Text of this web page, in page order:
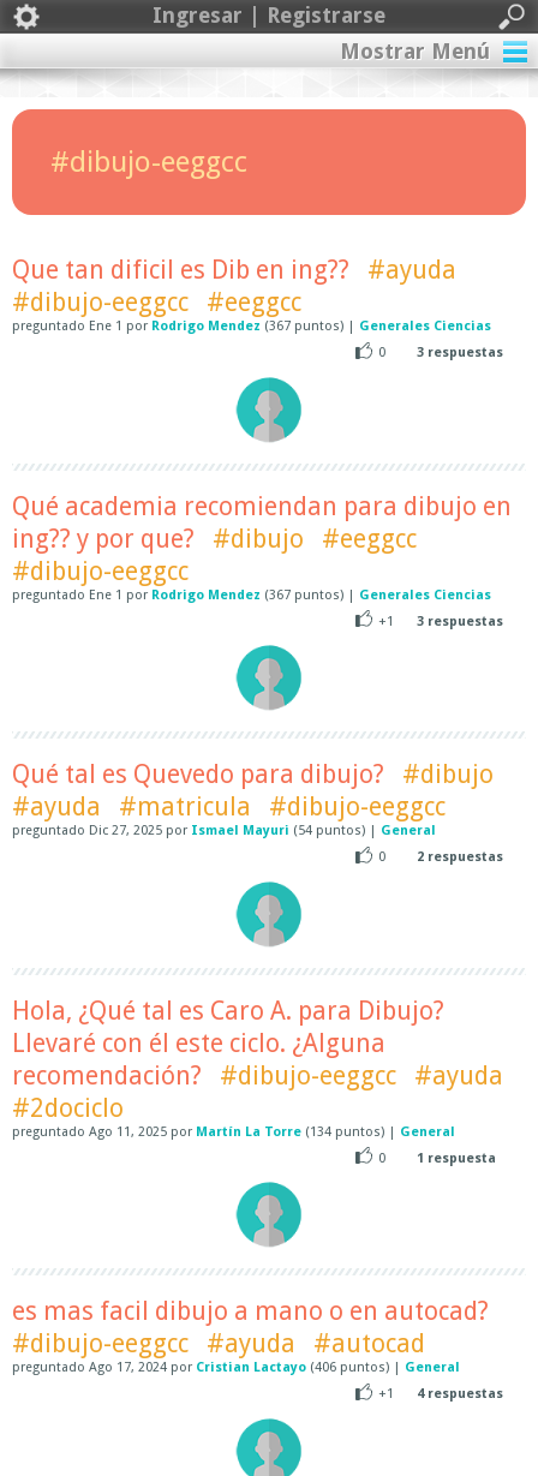
Ingresar | Registrarse
Mostrar Menú
#dibujo-eeggcc
Que tan dificil es Dib en ing??
#ayuda
#dibujo-eeggcc
#eeggcc
preguntado Ene 1 por Rodrigo Mendez (367 puntos) | Generales Ciencias
0
3 respuestas
Qué academia recomiendan para dibujo en
ing?? y por que?
#dibujo
#eeggcc
#dibujo-eeggcc
preguntado Ene 1 por Rodrigo Mendez (367 puntos) | Generales Ciencias
+1
3 respuestas
Qué tal es Quevedo para dibujo?
#dibujo
#ayuda
#matricula #dibujo-eeggcc
preguntado Dic 27, 2025 por Ismael Mayuri (54 puntos) | General
0
2 respuestas
Hola, ¿Qué tal es Caro A. para Dibujo?
Llevaré con él este ciclo. ¿Alguna
recomendación?
#dibujo-eeggcc
#ayuda
#2dociclo
preguntado Ago 11, 2025 por Martín La Torre (134 puntos) | General
0
1 respuesta
es mas facil dibujo a mano o en autocad?
#dibujo-eeggcc
#ayuda #autocad
preguntado Ago 17, 2024 por Cristian Lactayo (406 puntos) | General
+1
4respuestas